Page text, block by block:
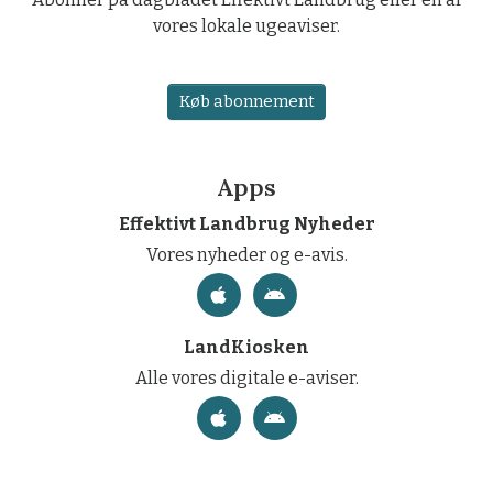
vores lokale ugeaviser.
Køb abonnement
Apps
Effektivt Landbrug Nyheder
Vores nyheder og e-avis.
LandKiosken
Alle vores digitale e-aviser.